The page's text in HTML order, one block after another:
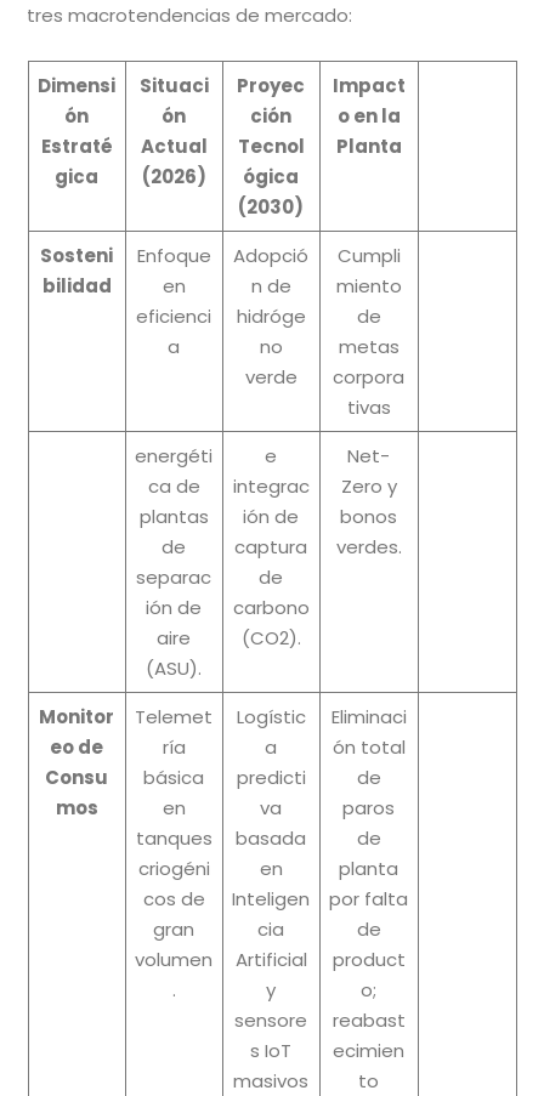
tres macrotendencias de mercado:
Dimensi
ón
Estraté
gica
Situaci
ón
Actual
(2026)
Proyec
ción
Tecnol
ógica
(2030)
Impact
o en la
Planta
Sosteni
bilidad
Enfoque
en
eficienci
a
Adopció
n de
hidróge
no
verde
Cumpli
miento
de
metas
corpora
tivas
energéti
ca de
plantas
de
separac
ión de
aire
(ASU).
e
integrac
ión de
captura
de
carbono
(CO2).
Net-
Zero y
bonos
verdes.
Monitor
eo de
Consu
mos
Telemet
ría
básica
en
tanques
criogéni
cos de
gran
volumen
.
Logístic
a
predicti
va
basada
en
Inteligen
cia
Artificial
y
sensore
s IoT
masivos
Eliminaci
ón total
de
paros
de
planta
por falta
de
product
o;
reabast
ecimien
to